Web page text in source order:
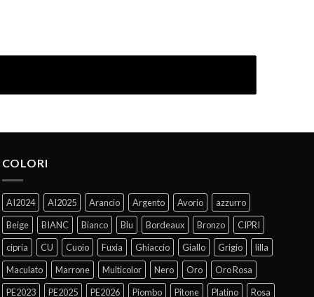
COLORI
AI2024 AI2025 Arancio Argento Avorio
azzurro
Beige
BIANC Bianco Blu Bordeaux Bronzo
CIPRI
cipria
CU Cuoio Fuxia Ghiaccio Giallo Grigio
lilla
Maculato
Marrone Multicolor Nero Oro
Oro Rosa
PE2023
PE2025 PE2026 Piombo Pitone Platino Rosa